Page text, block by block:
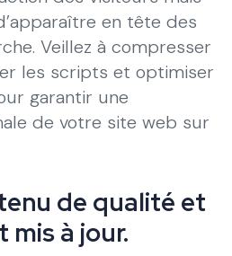
en tête des
Veillez à compresser
les scripts et optimiser
garantir une
de votre site web sur
de qualité et
mis à jour.